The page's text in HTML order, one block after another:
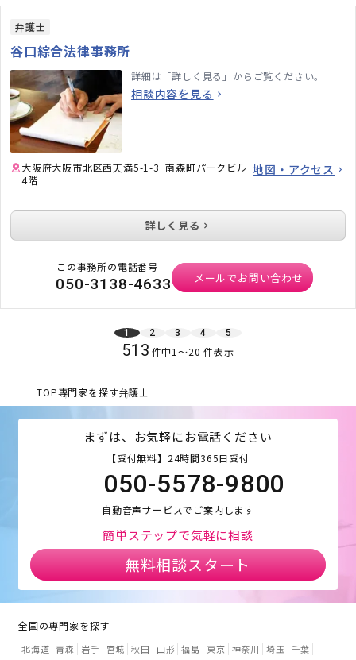
弁護士
谷口綜合法律事務所
詳細は「詳しく見る」からご覧ください。
相談内容を見る
大阪府大阪市北区西天満5-1-3 南森町パークビル
4階
地図・アクセス
詳しく見る
この事務所の電話番号
050-3138-4633 メールでお問い合わせ
1 2 3 4 5
513 件中1〜20 件表示
TOP専門家を探す弁護士
まずは、お気軽にお電話ください
【受付無料】24時間365日受付
050-5578-9800
自動音声サービスでご案内します
簡単ステップで気軽に相談
無料相談スタート
全国の専門家を探す
北海道 青森 岩手 宮城 秋田 山形 福島 東京 神奈川 埼玉
千葉